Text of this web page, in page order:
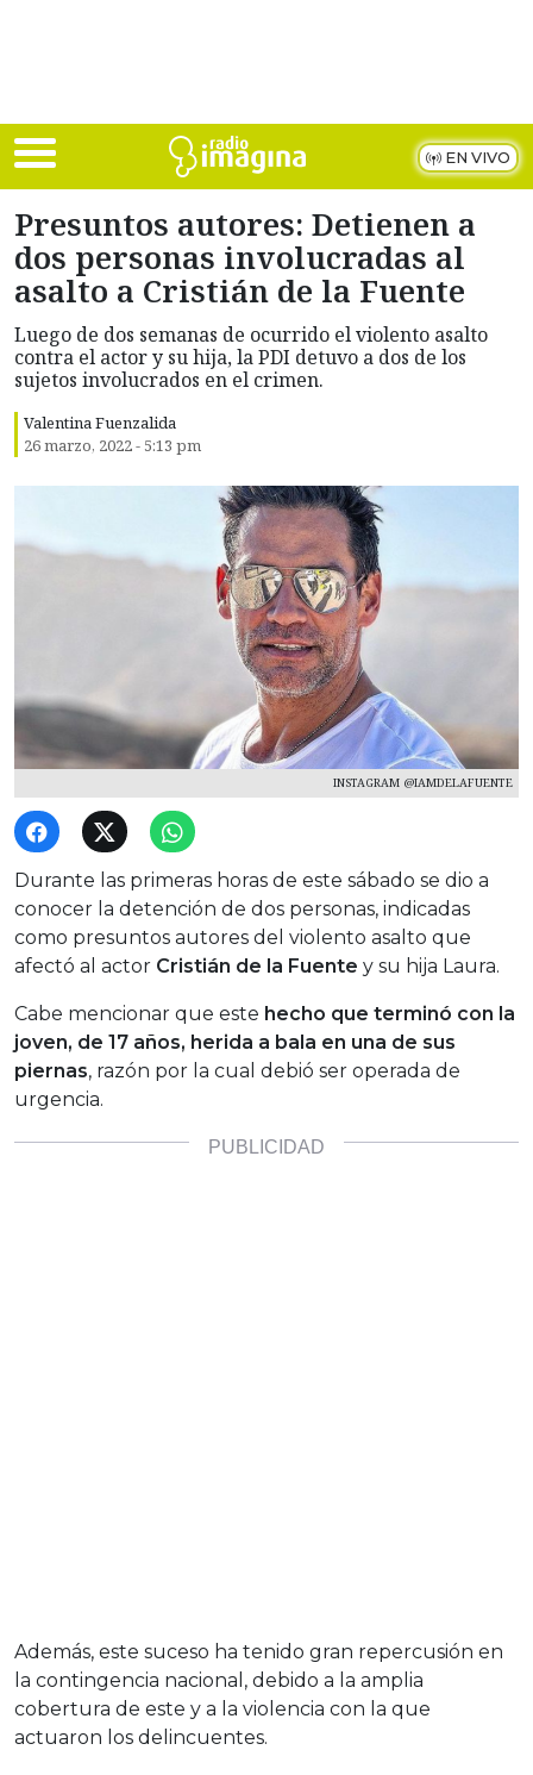
EN VIVO
Presuntos autores: Detienen a
dos personas involucradas al
asalto a Cristián de la Fuente
Luego de dos semanas de ocurrido el violento asalto
contra el actor y su hija, la PDI detuvo a dos de los
sujetos involucrados en el crimen.
Valentina Fuenzalida
26 marzo, 2022 - 5:13 pm
INSTAGRAM @IAMDELAFUENTE
Durante las primeras horas de este sábado se dio a
conocer la detención de dos personas, indicadas
como presuntos autores del violento asalto que
afectó al actor Cristián de la Fuente y su hija Laura.
Cabe mencionar que este hecho que terminó con la
joven, de 17 años, herida a bala en una de sus
piernas, razón por la cual debió ser operada de
urgencia.
Además, este suceso ha tenido gran repercusión en
la contingencia nacional, debido a la amplia
cobertura de este y a la violencia con la que
actuaron los delincuentes.